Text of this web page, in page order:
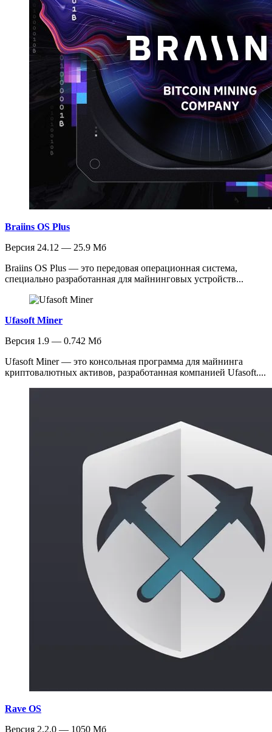
Braiins OS Plus
Версия 24.12 — 25.9 Мб
Braiins OS Plus — это передовая операционная система,
специально разработанная для майнинговых устройств...
Ufasoft Miner
Версия 1.9 — 0.742 Мб
Ufasoft Miner — это консольная программа для майнинга
криптовалютных активов, разработанная компанией Ufasoft....
Rave OS
Версия 2.2.0 — 1050 Мб